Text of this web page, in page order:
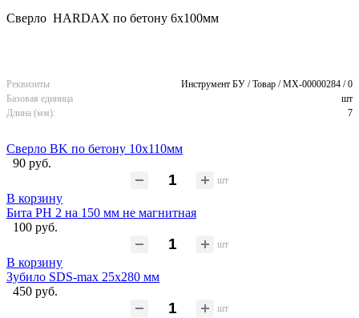
Сверло HARDAX по бетону 6x100мм
Реквизиты
Инструмент БУ / Товар / MX-00000284 / 0
Базовая единица
шт
Длина (мм):
7
Сверло BK по бетону 10x110мм
90 руб.
шт
В корзину
Бита PH 2 на 150 мм не магнитная
100 руб.
шт
В корзину
Зубило SDS-max 25х280 мм
450 руб.
шт